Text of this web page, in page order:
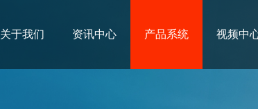
关于我们 资讯中心 产品系统 视频中